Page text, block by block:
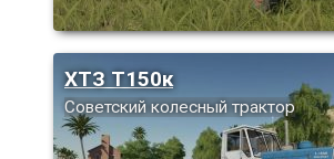
ХТЗ Т150к
Советский колесный трактор